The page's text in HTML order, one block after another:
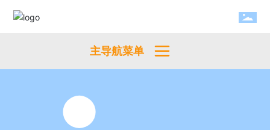
主导航菜单